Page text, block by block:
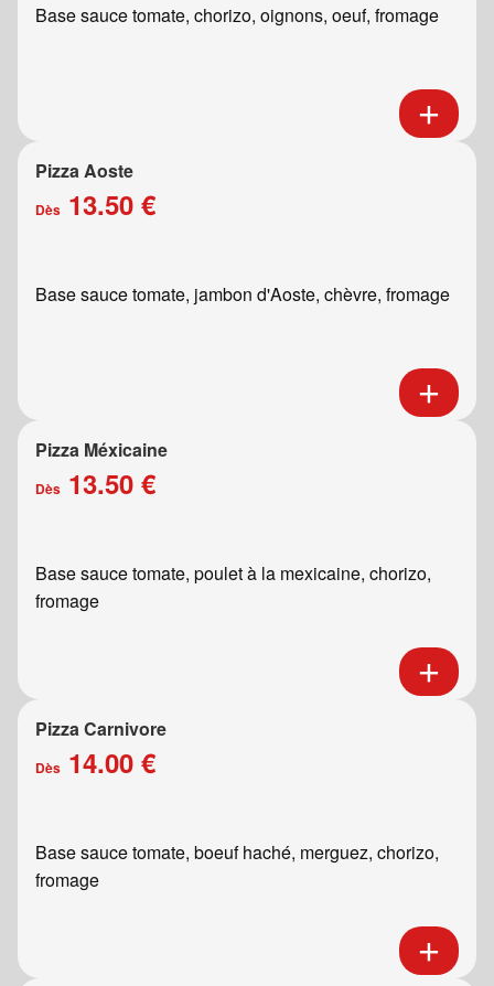
Base sauce tomate, chorizo, oignons, oeuf, fromage
Pizza Aoste
Dès 13.50 €
Base sauce tomate, jambon d'Aoste, chèvre, fromage
Pizza Méxicaine
Dès 13.50 €
Base sauce tomate, poulet à la mexicaine, chorizo,
fromage
Pizza Carnivore
Dès 14.00 €
Base sauce tomate, boeuf haché, merguez, chorizo,
fromage